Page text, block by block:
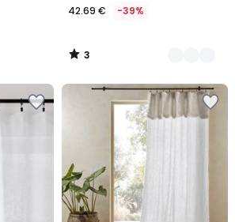
42.69 € -39%
3
/